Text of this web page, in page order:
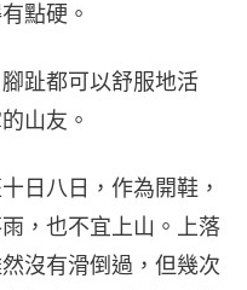
點硬。
趾都可以舒服地活
山友。
日八日，作為開鞋，
，也不宜上山。上落
沒有滑倒過，但幾次